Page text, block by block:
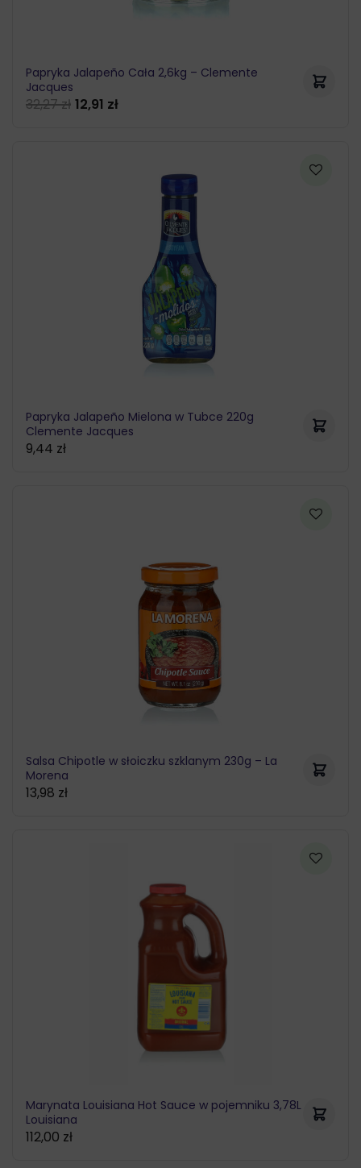
Papryka Jalapeño Cała 2,6kg – Clemente
Jacques
32,27zł
Pierwotna12,91 zł
Aktualna
Papryka Jalapeño Mielona w Tubce 220g
Clemente Jacques
9,44 zł
Salsa Chipotle w słoiczku szklanym 230g – La
Morena
13,98 zł
Marynata Louisiana Hot Sauce w pojemniku 3,78L
Louisiana
112,00 zł